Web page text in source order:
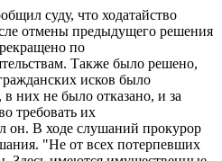
суду, что ходатайство
отмены предыдущего решения
по
Также было решено,
исков было
в них не было отказано, и за
требовать их
он. В ходе слушаний прокурор
"Не от всех потерпевших